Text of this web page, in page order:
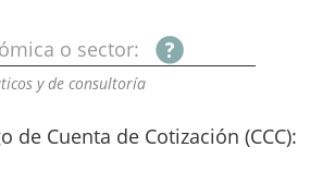
o sector:
y de consultoría
de Cuenta de Cotización (CCC):